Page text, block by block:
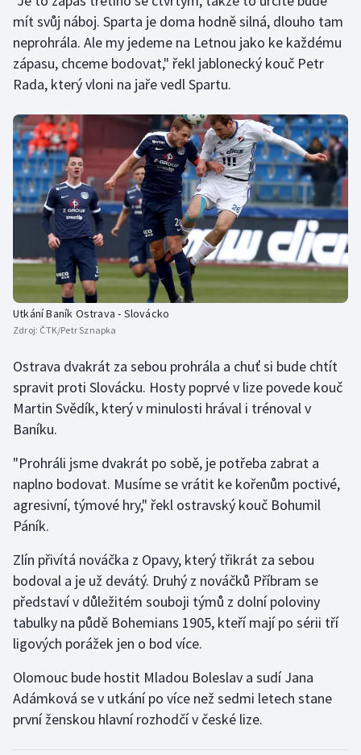
mít svůj náboj. Sparta je doma hodně silná, dlouho tam
neprohrála. Ale my jedeme na Letnou jako ke každému
zápasu, chceme bodovat," řekl jablonecký kouč Petr
Rada, který vloni na jaře vedl Spartu.
Utkání Baník Ostrava - Slovácko
Zdroj: ČTK/Petr Sznapka
Ostrava dvakrát za sebou prohrála a chuť si bude chtít
spravit proti Slovácku. Hosty poprvé v lize povede kouč
Martin Svědík, který v minulosti hrával i trénoval v
Baníku.
"Prohráli jsme dvakrát po sobě, je potřeba zabrat a
naplno bodovat. Musíme se vrátit ke kořenům poctivé,
agresivní, týmové hry," řekl ostravský kouč Bohumil
Páník.
Zlín přivítá nováčka z Opavy, který třikrát za sebou
bodoval a je už devátý. Druhý z nováčků Příbram se
představí v důležitém souboji týmů z dolní poloviny
tabulky na půdě Bohemians 1905, kteří mají po sérii tří
ligových porážek jen o bod více.
Olomouc bude hostit Mladou Boleslav a sudí Jana
Adámková se v utkání po více než sedmi letech stane
první ženskou hlavní rozhodčí v české lize.